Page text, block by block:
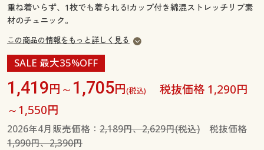
ご利用ガイド
よくある質問とお問い合わせ
よくある質問とお問い合わせ
重ね着いらず、1枚でも着られる!カップ付き綿混ストレッチリブ素
材のチュニック。
この商品の情報をもっと詳しく見る
SALE 最大35%OFF
1,419円～ 1,705円(税込)
税抜価格 1,290円
～1,550円
2026年4月販売価格： 2,189円、2,629円(税込)税抜価格
1,990円、2,390円